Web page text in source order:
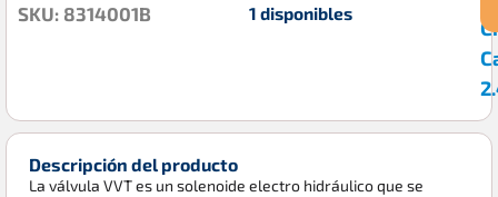
SKU: 8314001B 1 disponibles
Descripción del producto
La válvula VVT es un solenoide electro hidráulico que se